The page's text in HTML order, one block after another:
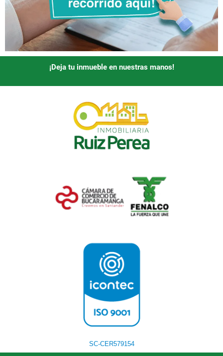
¡Deja tu inmueble en nuestras manos!
SC-CER579154